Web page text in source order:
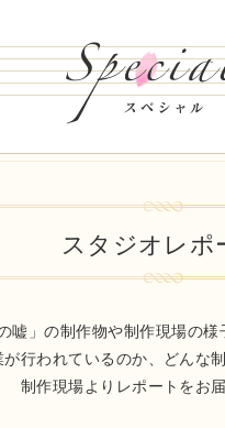
スタジオレポ
嘘」の制作物や制作現場の
行われているのか、どんな
制作現場よりレポートをお